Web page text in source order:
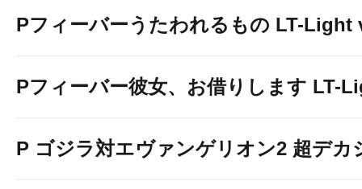
Pフィーバーうたわれるもの LT-Light
Pフィーバー彼女、お借りします LT-
P ゴジラ対エヴァンゲリオン2 超デカ